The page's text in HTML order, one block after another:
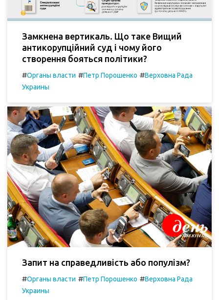
Замкнена вертикаль. Що таке Вищий
антикорупційний суд і чому його
створення бояться політики?
#Органы власти #Петр Порошенко #Верховна Рада
Украины
Запит на справедливість або популізм?
#Органы власти #Петр Порошенко #Верховна Рада
Украины